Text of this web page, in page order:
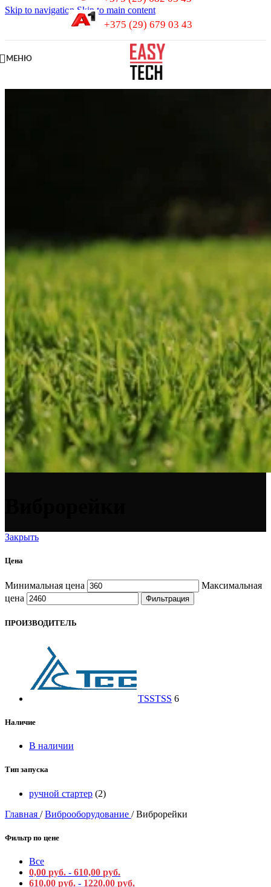
Skip to navigation Skip to main content
+375 (29) 679 03 43
МЕНЮ
Закрыть
Цена
Минимальная цена
Максимальная
цена
Фильтрация
ПРОИЗВОДИТЕЛЬ
TSSTSS 6
Наличие
В наличии
Тип запуска
ручной стартер (2)
Главная / Виброоборудование / Виброрейки
Фильтр по цене
Все
0,00 руб. - 610,00 руб.
610,00 руб. - 1220,00 руб.